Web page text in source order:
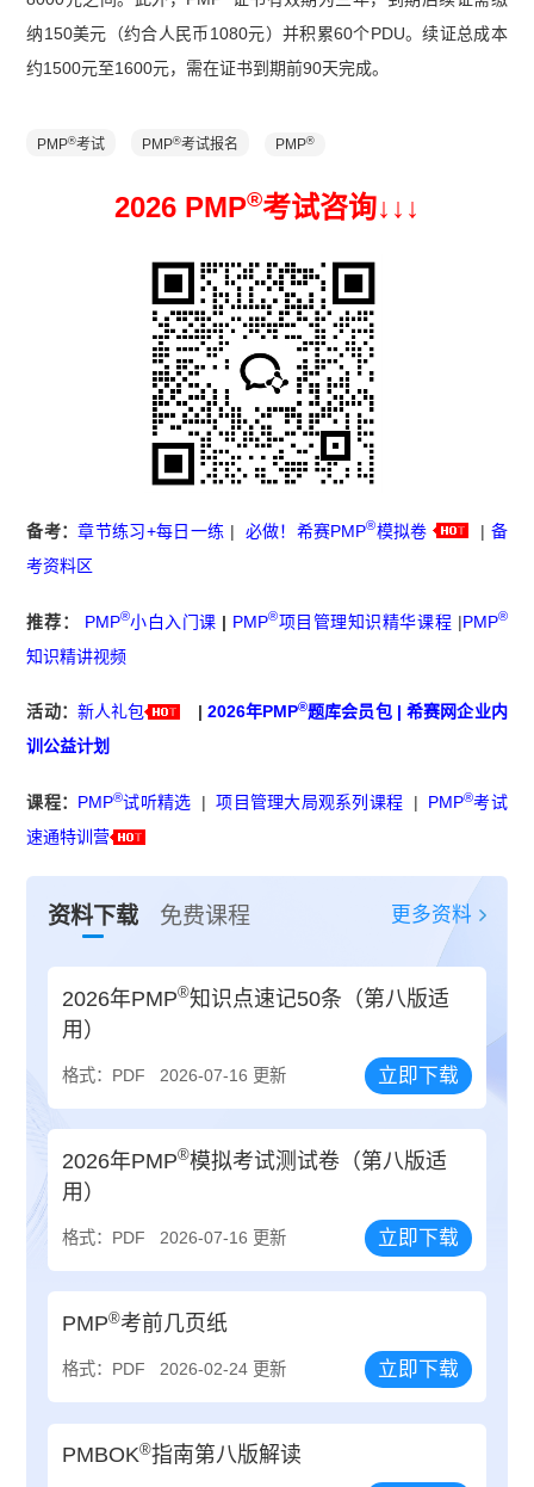
纳150美元（约合人民币1080元）并积累60个PDU。续证总成本
约1500元至1600元，需在证书到期前90天完成。
PMP®考试 PMP®考试报名 PMP®
2026 PMP®考试咨询↓ ↓ ↓
备考：章节练习+每日一练 | 必做！希赛PMP®模拟卷 | 备
考资料区
推荐： PMP®小白入门课 | PMP®项目管理知识精华课程 |PMP®
知识精讲视频
活动： 新人礼包 | 2026年PMP®题库会员包 | 希赛网企业内
训公益计划
课程： PMP®试听精选 |项目管理大局观系列课程 | PMP®考试
速通特训营
资料下载 免费课程 更多资料
2026年PMP®知识点速记50条（第八版适
用）
格式：PDF 2026-07-16 更新 立即下载
2026年PMP®模拟考试测试卷（第八版适
用）
格式：PDF 2026-07-16 更新 立即下载
PMP®考前几页纸
格式：PDF 2026-02-24 更新 立即下载
PMBOK®指南第八版解读